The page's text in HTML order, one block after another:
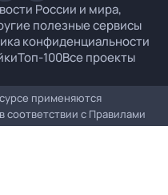
России и мира,
полезные сервисы
конфиденциальности
Топ-100Все проекты
применяются
соответствии с Правилами